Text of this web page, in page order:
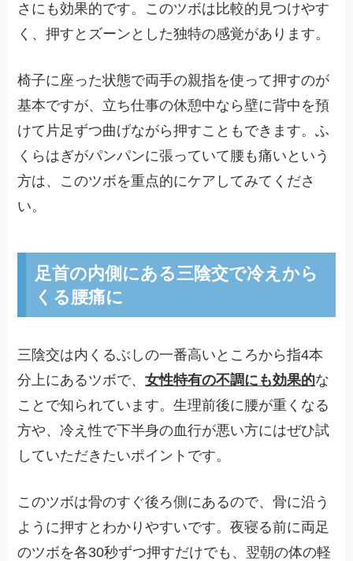
さにも効果的です。このツボは比較的見つけやす
く、押すとズーンとした独特の感覚があります。
椅子に座った状態で両手の親指を使って押すのが
基本ですが、立ち仕事の休憩中なら壁に背中を預
けて片足ずつ曲げながら押すこともできます。ふ
くらはぎがパンパンに張っていて腰も痛いという
方は、このツボを重点的にケアしてみてくださ
い。
足首の内側にある三陰交で冷えから
くる腰痛に
三陰交は内くるぶしの一番高いところから指4本
分上にあるツボで、女性特有の不調にも効果的な
ことで知られています。生理前後に腰が重くなる
方や、冷え性で下半身の血行が悪い方にはぜひ試
していただきたいポイントです。
このツボは骨のすぐ後ろ側にあるので、骨に沿う
ように押すとわかりやすいです。夜寝る前に両足
のツボを各30秒ずつ押すだけでも、翌朝の体の軽